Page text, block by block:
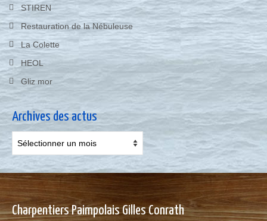
STIREN
Restauration de la Nébuleuse
La Colette
HEOL
Gliz mor
Archives des actus
des
actus
Charpentiers Paimpolais Gilles Conrath